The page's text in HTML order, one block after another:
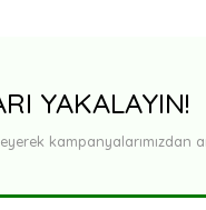
YAKALAYIN!
kampanyalarımızdan